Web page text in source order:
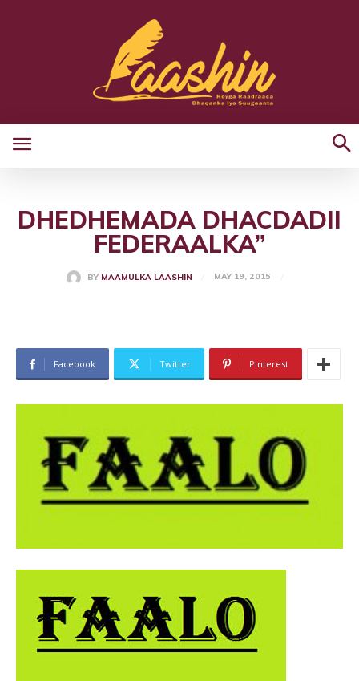
DHEDHEMADA DHACDADII
FEDERAALKA”
BY MAAMULKA LAASHIN MAY 19, 2015
Facebook Twitter Pinterest